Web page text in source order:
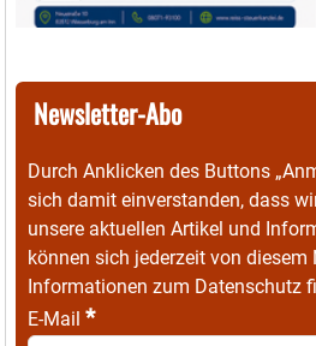
Newsletter-Abo
Durch Anklicken des Buttons
sich damit einverstanden, dass
unsere aktuellen Artikel und
können sich jederzeit von diesem
Informationen zum Datenschutz
E-Mail *